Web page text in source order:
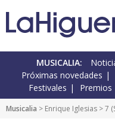
MUSICALIA:
Próximas novedades
Festivales
Premios
Musicalia > Enrique Iglesias > 7